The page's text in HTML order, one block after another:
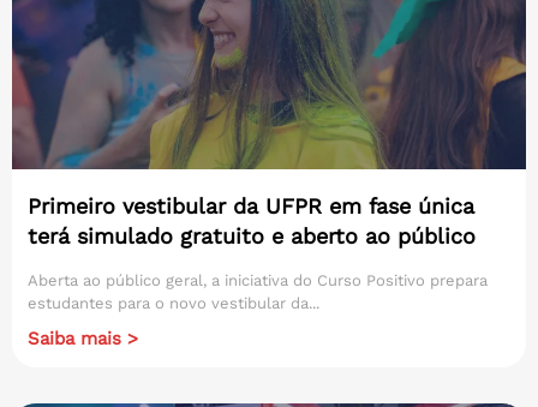
Primeiro vestibular da UFPR em fase única
terá simulado gratuito e aberto ao público
Aberta ao público geral, a iniciativa do Curso Positivo prepara
estudantes para o novo vestibular da...
Saiba mais >